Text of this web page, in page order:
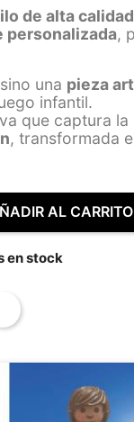
de alta calidad
personalizada,
una pieza
infantil.
que captura
, transformada
AL CARRITO
en stock